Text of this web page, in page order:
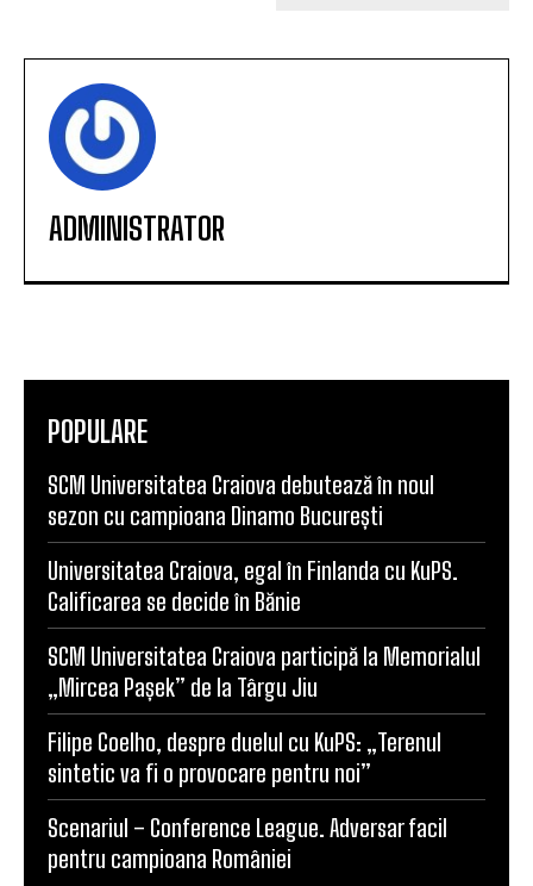
ADMINISTRATOR
POPULARE
SCM Universitatea Craiova debutează în noul
sezon cu campioana Dinamo București
Universitatea Craiova, egal în Finlanda cu KuPS.
Calificarea se decide în Bănie
SCM Universitatea Craiova participă la Memorialul
„Mircea Pașek” de la Târgu Jiu
Filipe Coelho, despre duelul cu KuPS: „Terenul
sintetic va fi o provocare pentru noi”
Scenariul – Conference League. Adversar facil
pentru campioana României